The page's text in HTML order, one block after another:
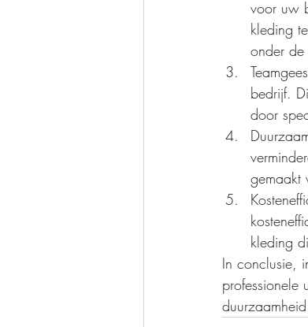
voor uw
kleding
onder
bedrijf.
door
gemaakt
kleding
In conclusie,
professionele